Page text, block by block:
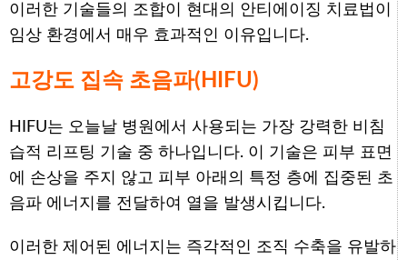
이러한 기술들의 조합이 현대의 안티에이징 치료법이
임상 환경에서 매우 효과적인 이유입니다.
고강도 집속 초음파(HIFU)
HIFU는 오늘날 병원에서 사용되는 가장 강력한 비침
습적 리프팅 기술 중 하나입니다. 이 기술은 피부 표면
에 손상을 주지 않고 피부 아래의 특정 층에 집중된 초
음파 에너지를 전달하여 열을 발생시킵니다.
이러한 제어된 에너지는 즉각적인 조직 수축을 유발하